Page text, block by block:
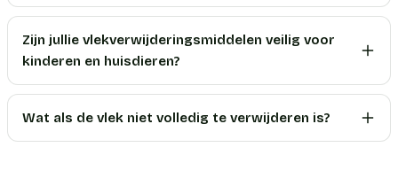
Zijn jullie vlekverwijderingsmiddelen veilig voor
kinderen en huisdieren?
Wat als de vlek niet volledig te verwijderen is?